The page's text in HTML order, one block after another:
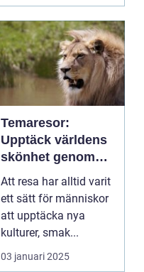
Temaresor:
Upptäck världens
skönhet genom
specialiserade
resor
Att resa har alltid varit
ett sätt för människor
att upptäcka nya
kulturer, smak...
03 januari 2025